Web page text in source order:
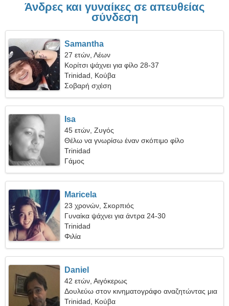
Άνδρες και γυναίκες σε απευθείας
σύνδεση
Samantha
27 ετών, Λέων
Κορίτσι ψάχνει για φίλο 28-37
Trinidad, Κούβα
Σοβαρή σχέση
Isa
45 ετών, Ζυγός
Θέλω να γνωρίσω έναν σκόπιμο φίλο
Trinidad
Γάμος
Maricela
23 χρονών, Σκορπιός
Γυναίκα ψάχνει για άντρα 24-30
Trinidad
Φιλία
Daniel
42 ετών, Αιγόκερως
Δουλεύω στον κινηματογράφο αναζητώντας μια
σαγηνευτική γυναίκα
Trinidad, Κούβα